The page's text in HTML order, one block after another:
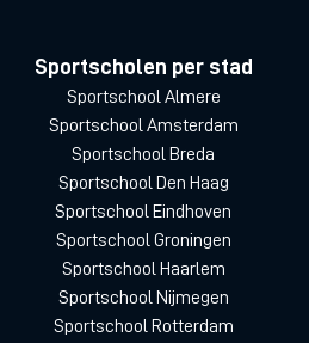
Sportscholen per stad
Sportschool Almere
Sportschool Amsterdam
Sportschool Breda
Sportschool Den Haag
Sportschool Eindhoven
Sportschool Groningen
Sportschool Haarlem
Sportschool Nijmegen
Sportschool Rotterdam